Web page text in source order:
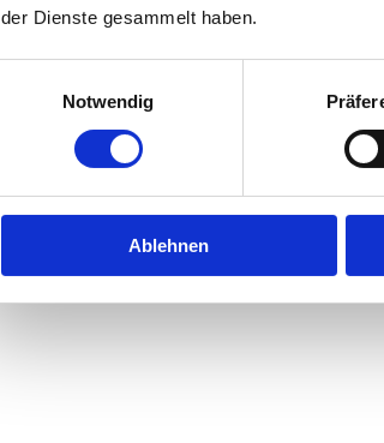
der Dienste gesammelt haben.
Notwendig
Ablehnen